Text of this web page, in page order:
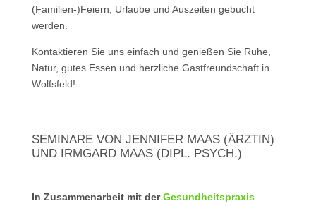
(Familien-)Feiern, Urlaube und Auszeiten gebucht
werden.
Kontaktieren Sie uns einfach und genießen Sie Ruhe,
Natur, gutes Essen und herzliche Gastfreundschaft in
Wolfsfeld!
SEMINARE VON JENNIFER MAAS (ÄRZTIN)
UND IRMGARD MAAS (DIPL. PSYCH.)
In Zusammenarbeit mit derGesundheitspraxis